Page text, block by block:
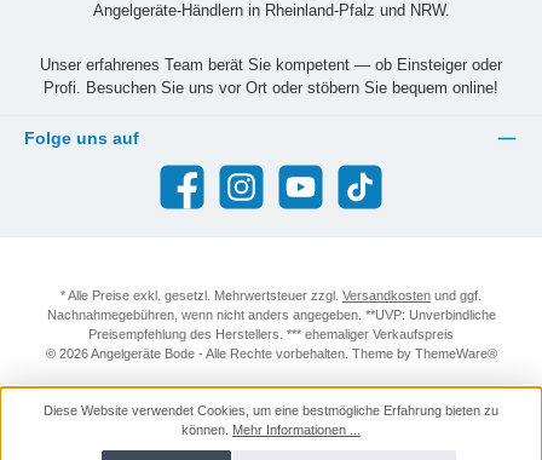
Angelgeräte-Händlern in Rheinland-Pfalz und NRW.
Unser erfahrenes Team berät Sie kompetent — ob Einsteiger oder
Profi. Besuchen Sie uns vor Ort oder stöbern Sie bequem online!
Folge uns auf
Facebook Instagram YouTube TikTok
* Alle Preise exkl. gesetzl. Mehrwertsteuer zzgl. Versandkosten und ggf.
Nachnahmegebühren, wenn nicht anders angegeben. **UVP: Unverbindliche
Preisempfehlung des Herstellers. *** ehemaliger Verkaufspreis
© 2026 Angelgeräte Bode - Alle Rechte vorbehalten. Theme by ThemeWare®
Diese Website verwendet Cookies, um eine bestmögliche Erfahrung bieten zu
können. Mehr Informationen ...